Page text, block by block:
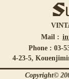
Mail :
Phone : 03-
4-23-5,
Copyright©